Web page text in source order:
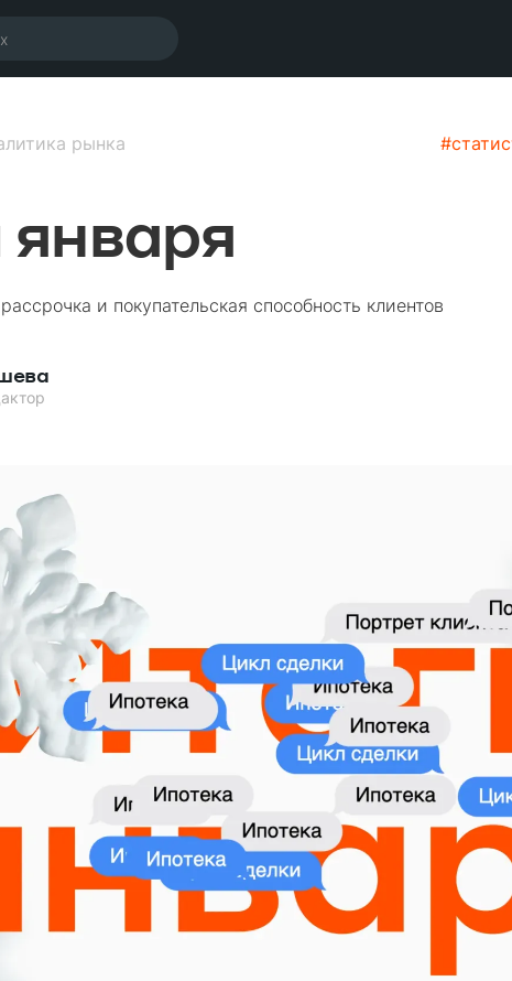
рынка #
января
и покупательская способность клиентов